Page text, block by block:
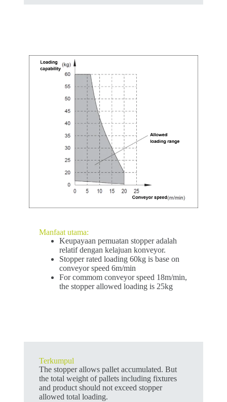
Manfaat utama:
Keupayaan pemuatan stopper adalah
relatif dengan kelajuan konveyor.
Stopper rated loading 60kg is base on
conveyor speed 6m/min
For commom conveyor speed 18m/min,
the stopper allowed loading is 25kg
Terkumpul
The stopper allows pallet accumulated. But
the total weight of pallets including fixtures
and product should not exceed stopper
allowed total loading.